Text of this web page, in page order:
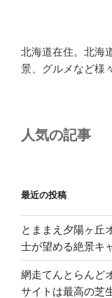
北海道在住。北海
景、グルメなど様
人気の記事
最近の投稿
とままえ夕陽ヶ丘
士が望める絶景キ
網走てんとらんど
サイトは最高の芝